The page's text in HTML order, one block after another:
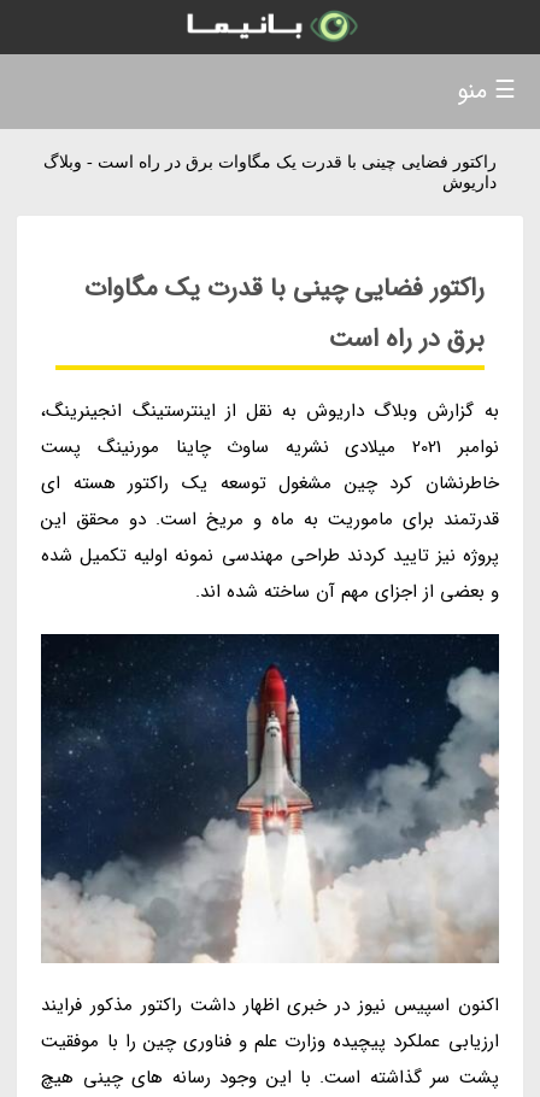
راکتور فضایی چینی با قدرت یک مگاوات برق در راه است - وبلاگ
داریوش
راکتور فضایی چینی با قدرت یک مگاوات
برق در راه است
به گزارش وبلاگ داریوش به نقل از اینترستینگ انجینرینگ،
نوامبر 2021 میلادی نشریه ساوث چاینا مورنینگ پست
خاطرنشان کرد چین مشغول توسعه یک راکتور هسته ای
قدرتمند برای ماموریت به ماه و مریخ است. دو محقق این
پروژه نیز تایید کردند طراحی مهندسی نمونه اولیه تکمیل شده
و بعضی از اجزای مهم آن ساخته شده اند.
اکنون اسپیس نیوز در خبری اظهار داشت راکتور مذکور فرایند
ارزیابی عملکرد پیچیده وزارت علم و فناوری چین را با موفقیت
پشت سر گذاشته است. با این وجود رسانه های چینی هیچ
☰ منو